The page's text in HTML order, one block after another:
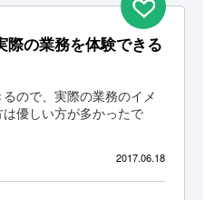
際の業務を体験できる
ので、実際の業務のイメ
優しい方が多かったで
2017.06.18